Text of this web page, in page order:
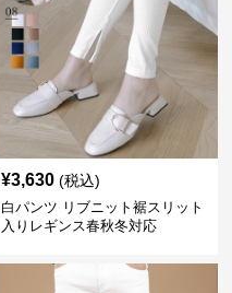
¥3,630 (税込)
白パンツ リブニット裾スリット
入りレギンス春秋冬対応